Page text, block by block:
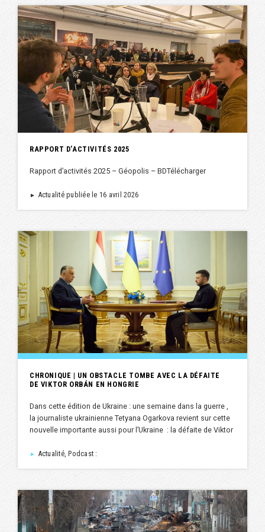
RAPPORT D’ACTIVITÉS 2025
Rapport d’activités 2025 – Géopolis – BDTélécharger
► Actualité publiée le 16 avril 2026
CHRONIQUE | UN OBSTACLE TOMBE AVEC LA DÉFAITE
DE VIKTOR ORBÁN EN HONGRIE
Dans cette édition de Ukraine : une semaine dans la guerre ,
la journaliste ukrainienne Tetyana Ogarkova revient sur cette
nouvelle importante aussi pour l’Ukraine : la défaite de Viktor
► Actualité, Podcast :